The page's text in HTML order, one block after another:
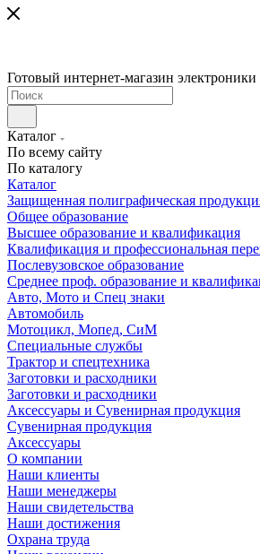
Готовый интернет-магазин электроники
Каталог
По всему сайту
По каталогу
Каталог
Защищенная полиграфическая
Общее образование
Высшее образование и квалификация
Квалификация и профессиональная
Послевузовское образование
Среднее проф. образование и
Авто, Мото и Спец знаки
Автомобиль
Мотоцикл, Мопед, СиМ
Специальные службы
Трактор и спецтехника
Заготовки и расходники
Заготовки и расходники
Аксессуары и Сувенирная продукция
Сувенирная продукция
Аксессуары
О компании
Наши клиенты
Наши менеджеры
Наши свидетельства
Наши достижения
Охрана труда